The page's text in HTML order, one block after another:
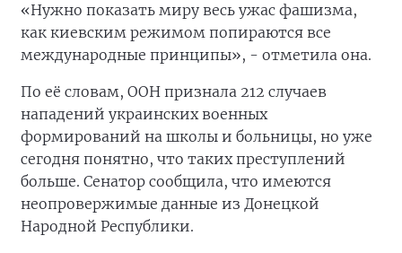
«Нужно показать миру весь ужас фашизма,
как киевским режимом попираются все
международные принципы», - отметила она.
По её словам, ООН признала 212 случаев
нападений украинских военных
формирований на школы и больницы, но уже
сегодня понятно, что таких преступлений
больше. Сенатор сообщила, что имеются
неопровержимые данные из Донецкой
Народной Республики.